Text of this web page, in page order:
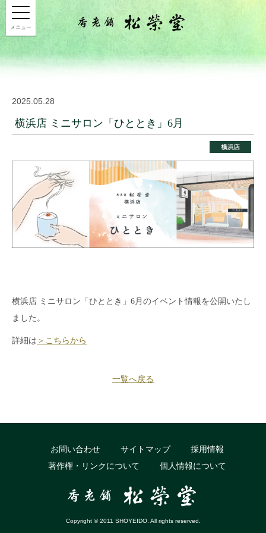
メニュー
2025.05.28
横浜店 ミニサロン「ひととき」6月
横浜店 ミニサロン「ひととき」6月のイベント情報を公開いたし
ました。
詳細は ＞こちらから
一覧へ戻る
お問い合わせ サイトマップ
採用情報
著作権・リンクについて
個人情報について
Copyright © 2011 SHOYEIDO. All rights reserved.